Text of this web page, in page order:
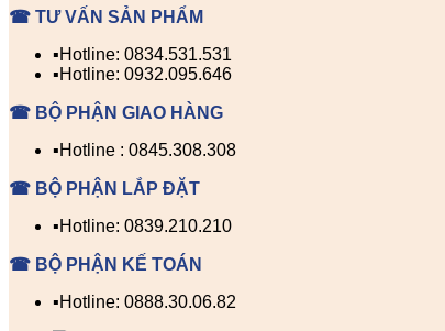
☎ TƯ VẤN SẢN PHẨM
▪️Hotline: 0834.531.531
▪️Hotline: 0932.095.646
☎ BỘ PHẬN GIAO HÀNG
▪️Hotline : 0845.308.308
☎ BỘ PHẬN LẮP ĐẶT
▪️Hotline: 0839.210.210
☎ BỘ PHẬN KẾ TOÁN
▪️Hotline: 0888.30.06.82